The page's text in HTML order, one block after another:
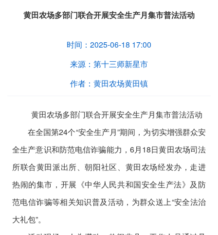
黄田农场多部门联合开展安全生产月集市普法活动
时间： 2025-06-18 17:00
来源： 第十三师新星市
作者： 黄田农场黄田镇
黄田农场多部门联合开展安全生产月集市普法活动
在全国第24个“安全生产月”期间，为切实增强群众安
全生产意识和防范电信诈骗能力， 6月18日黄田农场司法
所联合黄田派出所、朝阳社区、黄田农场经发办，走进
热闹的集市，开展《中华人民共和国安全生产法》及防
范电信诈骗等相关知识普及活动，为群众送上“安全法治
大礼包”。